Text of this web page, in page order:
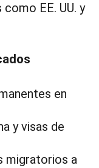
EE. UU. y
en
y visas de
migratorios a